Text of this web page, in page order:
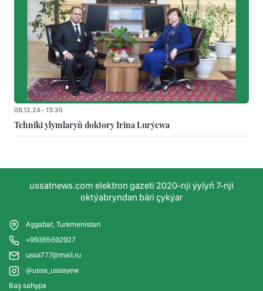
08.12.24 - 13:35
Tehniki ylymlaryň doktory Irina Lurýewa
ussatnews.com elektron gazeti 2020-nji ýylyň 7-nji
oktýabryndan bäri çykýar
Aşgabat, Turkmenistan
+99365692927
ussa777@mail.ru
@ussa_ussayew
Baş sahypa